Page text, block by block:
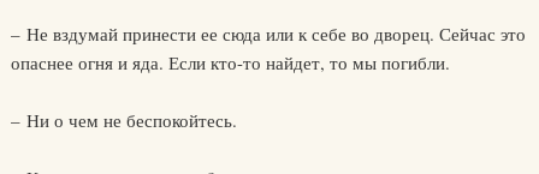
– Не вздумай принести ее сюда или к себе во дворец. Сейчас это
опаснее огня и яда. Если кто-то найдет, то мы погибли.
– Ни о чем не беспокойтесь.